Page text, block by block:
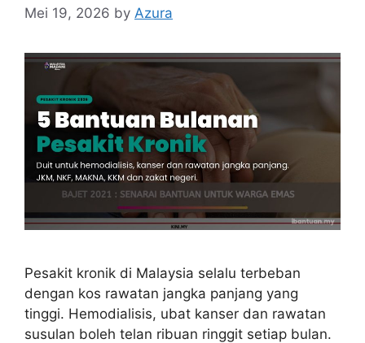
Mei 19, 2026 by Azura
Pesakit kronik di Malaysia selalu terbeban
dengan kos rawatan jangka panjang yang
tinggi. Hemodialisis, ubat kanser dan rawatan
susulan boleh telan ribuan ringgit setiap bulan.